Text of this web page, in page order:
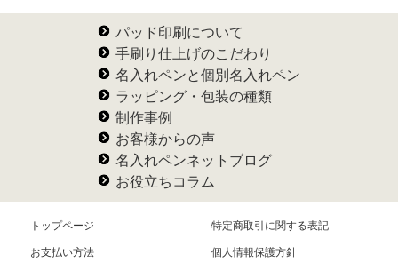
パッド印刷について
手刷り仕上げのこだわり
名入れペンと個別名入れペン
ラッピング・包装の種類
制作事例
お客様からの声
名入れペンネットブログ
お役立ちコラム
トップページ 特定商取引に関する表記
お支払い方法 個人情報保護方針